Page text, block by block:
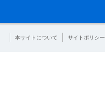
本サイトについて サイトポリシー